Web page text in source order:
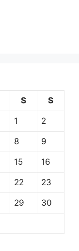
S S
1 2
8 9
15 16
22 23
29 30